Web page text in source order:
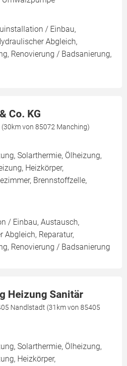
/ Einbau,
Abgleich,
Renovierung / Badsanierung,
Co. KG
von 85072 Manching)
Solarthermie, Ölheizung,
Heizkörper,
Brennstoffzelle,
/ Einbau, Austausch,
Abgleich, Reparatur,
Renovierung / Badsanierung
Heizung Sanitär
Nandlstadt (31km von 85405
Solarthermie, Ölheizung,
Heizkörper,